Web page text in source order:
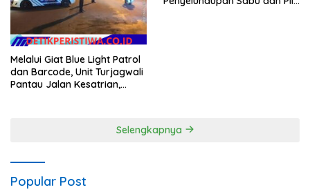
Melalui Giat Blue Light Patrol
dan Barcode, Unit Turjagwali
Pantau Jalan Kesatrian,
Selengkapnya
Popular Post